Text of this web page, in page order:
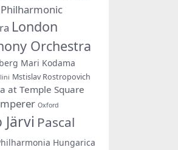
London
Orchestra
Mari Kodama
Mstislav Rostropovich
at Temple Square
Oxford
Järvi Pascal
Hungarica